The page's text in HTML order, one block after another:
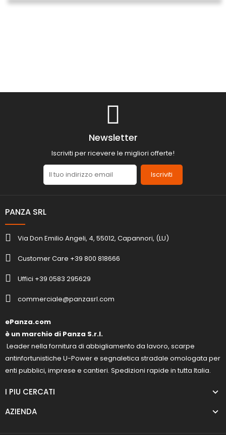
Newsletter
Iscriviti per ricevere le migliori offerte!
Iscriviti
PANZA SRL
Via Don Emilio Angeli, 4, 55012, Capannori, (LU)
Customer Care +39 800 818666
Uffici +39 0583 295629
commerciale@panzasrl.com
ePanza.com
è un marchio di Panza S.r.l.
Leader nella fornitura di abbigliamento da lavoro, scarpe
antinfortunistiche U-Power e segnaletica stradale omologata per
enti pubblici, imprese e cantieri. Spedizioni rapide in tutta Italia.
I PIU CERCATI
AZIENDA